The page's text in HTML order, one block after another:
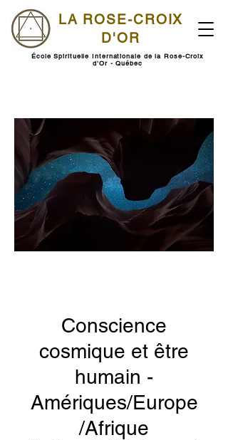
LA ROSE-CROIX
D'OR
École Spirituelle Internationale de la Rose-Croix
d'Or - Québec
Conscience
cosmique et être
humain -
Amériques/Europe
/Afrique